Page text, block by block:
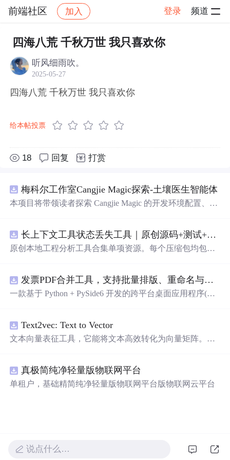
前端社区 加入 登录 频道
社区 前端社区 感慨 帖子详情
四海八荒 千秋万世 我只喜欢你
听风细雨吹。
2025-05-27
四海八荒 千秋万世 我只喜欢你
给本帖投票
18 回复 打赏
梅科尔工作室Cangjie Magic探索-土壤医生智能体
本项目将带领读者探索 Cangjie Magic 的开发环境配置、智
长上下文工具状态丢失工具｜原创源码+测试+离线报告
原创本地工程分析工具合集单项资源。每个压缩包均包含
行效果图、README、运行说明、功能清单、MIT License
及原创授权声明。Node.js 18+ 可直接运行，零第三方运行
发票PDF合并工具，支持批量排版、重命名与查重（源码附安装部署教程）
一款基于 Python + PySide6 开发的跨平台桌面应用程序(支
景下的发票 软件架构 前端框架: PySide6 (Qt 跨平台 GUI 框
架) PDF 处理: PyMuPDF (fitz) 编程语言: Python 3 打包工具:
内自由选择排版布局 双模式处理：普通模式（保留PDF矢
量信息和发票监制章）、图像模式（高精度图片转换） 打
印顺序：支持按列表顺序、开票日期、开票金额三种方式
选中、删除全部操作 批量重命名：支持根据发票字段（发
票类型、发票号码、商品类型、开票日期、买方名字、销
Text2vec: Text to Vector
文本向量表征工具，它能将文本高效转化为向量矩阵。该
用的特性。
真极简纯净轻量版物联网平台
单租户，基础精简纯净轻量版物联网平台版物联网云平台
说点什么…